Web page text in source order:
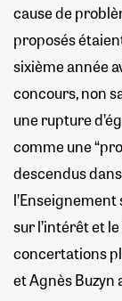
cause de
proposés
sixième année
concours, non
une rupture
comme une
descendus
sur l’intérêt et
concertations
et Agnès